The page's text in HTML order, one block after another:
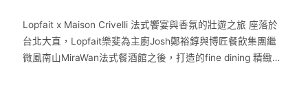
Lopfait x Maison Crivelli 法式饗宴與香氛的壯遊之旅 座落於
台北大直，Lopfait樂斐為主廚Josh鄭裕錞與博匠餐飲集團繼
微風南山MiraWan法式餐酒館之後，打造的fine dining 精緻法